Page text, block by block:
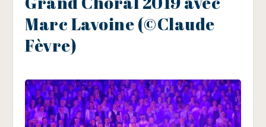
Marc Lavoine (©Claude
Fèvre)